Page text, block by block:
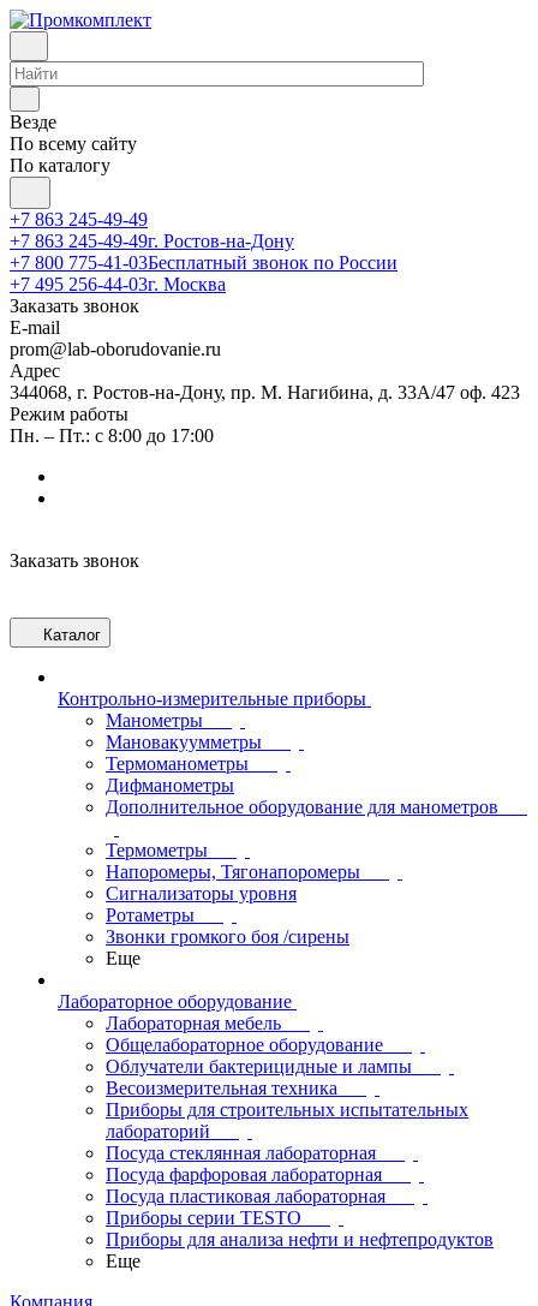
Везде
По всему сайту
По каталогу
+7 863 245-49-49
+7 863 245-49-49г. Ростов-на-Дону
+7 800 775-41-03Бесплатный звонок по России
+7 495 256-44-03г. Москва
Заказать звонок
E-mail
prom@lab-oborudovanie.ru
Адрес
344068, г. Ростов-на-Дону, пр. М. Нагибина, д. 33А/47 оф. 423
Режим работы
Пн. – Пт.: с 8:00 до 17:00
Заказать звонок
Каталог
Контрольно-измерительные приборы
Манометры
Мановакуумметры
Термоманометры
Дифманометры
Дополнительное оборудование для манометров
Термометры
Напоромеры, Тягонапоромеры
Сигнализаторы уровня
Ротаметры
Звонки громкого боя /сирены
Еще
Лабораторное оборудование
Лабораторная мебель
Общелабораторное оборудование
Облучатели бактерицидные и лампы
Весоизмерительная техника
Приборы для строительных испытательных
лабораторий
Посуда стеклянная лабораторная
Посуда фарфоровая лабораторная
Посуда пластиковая лабораторная
Приборы серии TESTO
Приборы для анализа нефти и нефтепродуктов
Еще
Компания